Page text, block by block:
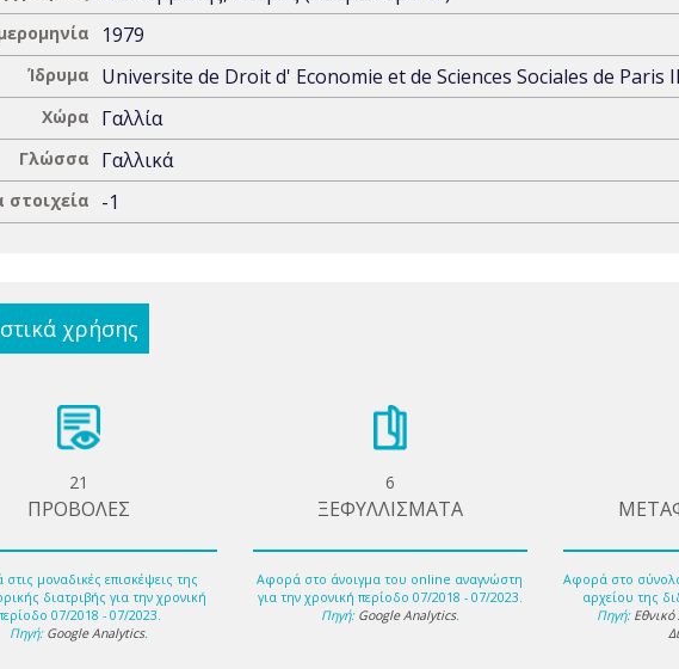
1979
Ίδρυμα Universite de Droit d' Economie et de Sciences Sociales de Paris
Χώρα Γαλλία
Γλώσσα Γαλλικά
στοιχεία -1
χρήσης
21
ΠΡΟΒΟΛΕΣ
μοναδικές επισκέψεις της
διατριβής για την χρονική
07/2018 - 07/2023.
Πηγή: Google Analytics.
6
ΞΕΦΥΛΛΙΣΜΑΤΑ
Αφορά στο άνοιγμα του online αναγνώστη
για την χρονική περίοδο 07/2018 - 07/2023.
Πηγή: Google Analytics.
Αφορά στο
αρχείου της
Πηγή: Εθνικό